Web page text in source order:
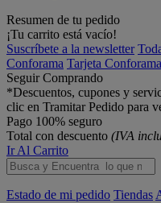
Resumen de tu pedido
¡Tu carrito está vacío!
Suscríbete a la newsletter
Conforama Tarjeta Conforama
Seguir Comprando
*Descuentos, cupones y
clic en Tramitar Pedido para
Pago 100% seguro
Total con descuento (IVA
Ir Al Carrito
Estado de mi pedido Tiendas